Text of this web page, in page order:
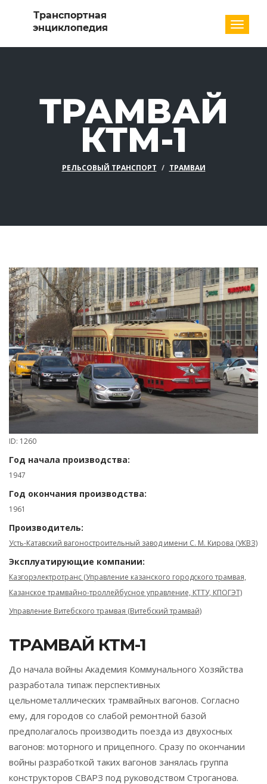
ТРАМВАЙ
КТМ-1
РЕЛЬСОВЫЙ ТРАНСПОРТ ТРАМВАИ
ID: 1260
Год начала производства:
1947
Год окончания производства:
1961
Производитель:
Усть-Катавский вагоностроительный завод имени С. М. Кирова (УКВЗ)
Эксплуатирующие компании:
Казгорэлектротранс (Управление казанского городского трамвая,
Казанское трамвайно-троллейбусное управление, КТТУ, КПОГЭТ)
Управление Витебского трамвая (Витебский трамвай)
ТРАМВАЙ КТМ-1
До начала войны Академия Коммунального Хозяйства
разработала типаж перспективных
цельнометаллических трамвайных вагонов. Согласно
ему, для городов со слабой ремонтной базой
предполагалось производить поезда из двухосных
вагонов: моторного и прицепного. Сразу по окончании
войны разработкой таких вагонов занялась группа
конструкторов СВАРЗ под руководством Строганова.